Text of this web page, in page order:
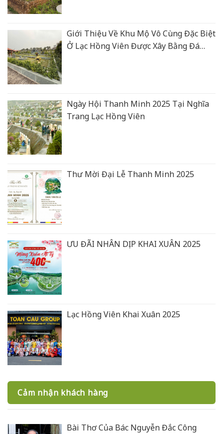
Giới Thiệu Về Khu Mộ Vô Cùng Đặc Biệt
Ở Lạc Hồng Viên Được Xây Bằng Đá
Ngày Hội Thanh Minh 2025 Tại Nghĩa
Trang Lạc Hồng Viên
Thư Mời Đại Lễ Thanh Minh 2025
ƯU ĐÃI NHÂN DỊP KHAI XUÂN 2025
Lạc Hồng Viên Khai Xuân 2025
Cảm nhận khách hàng
Bài Thơ Của Bác Nguyễn Đắc Công